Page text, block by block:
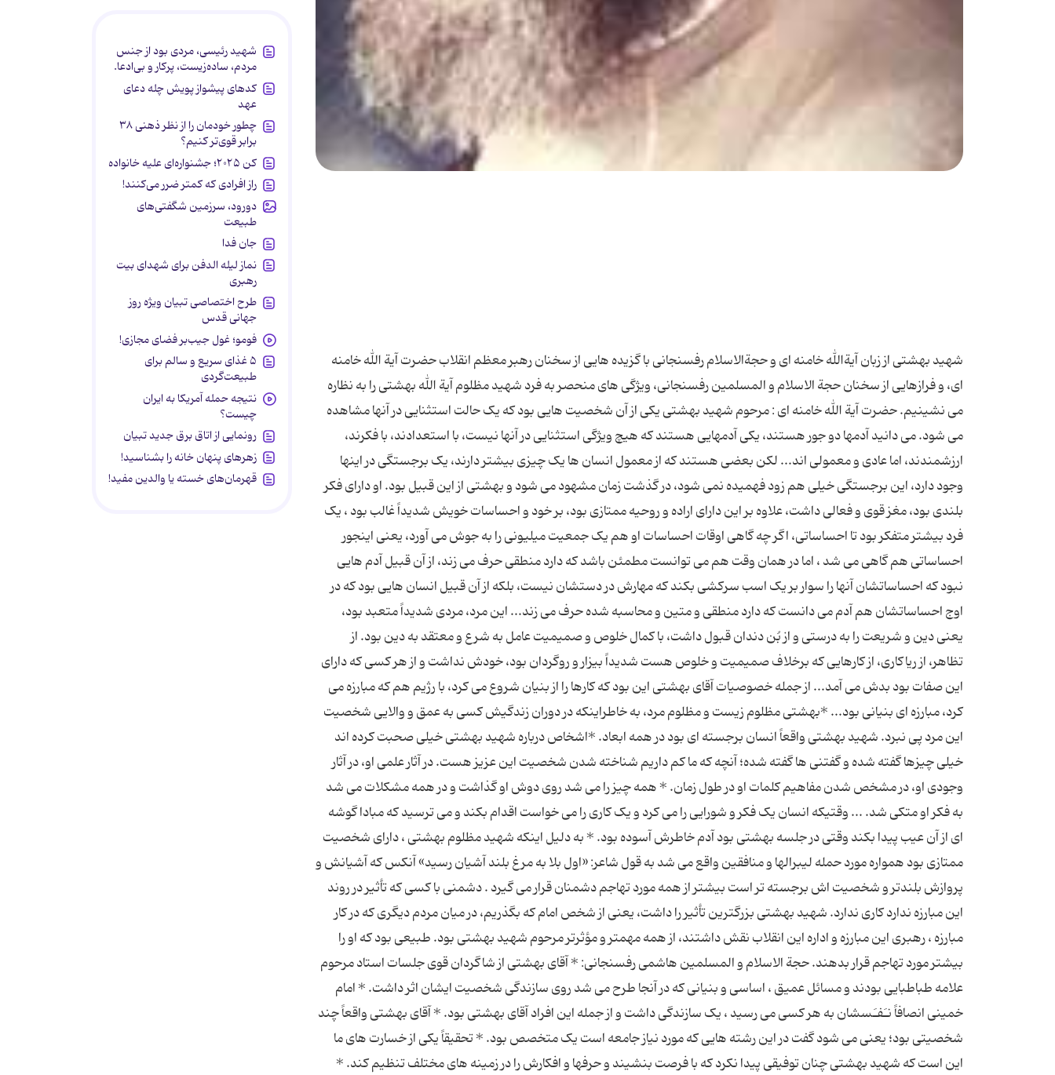
شهید بهشتی از زبان آیةالله خامنه ای و حجةالاسلام رفسنجانی با گزیده هایی از سخنان رهبر معظم انقلاب حضرت آیة الله خامنه
ای، و فرازهایی از سخنان حجة الاسلام و المسلمین رفسنجانی، ویژگی های منحصر به فرد شهید مظلوم آیة الله بهشتی را به نظاره
می نشینیم. حضرت آیة الله خامنه ای : مرحوم شهید بهشتی یکی از آن شخصیت هایی بود که یک حالت استثنایی در آنها مشاهده
می شود. می دانید آدمها دو جور هستند، یکی آدمهایی هستند که هیچ ویژگی استثنایی در آنها نیست، با استعدادند، با فکرند،
ارزشمندند، اما عادی و معمولی اند... لکن بعضی هستند که از معمول انسان ها یک چیزی بیشتر دارند، یک برجستگی در اینها
وجود دارد، این برجستگی خیلی هم زود فهمیده نمی شود، در گذشت زمان مشهود می شود و بهشتی از این قبیل بود. او دارای فکر
بلندی بود، مغز قوی و فعالی داشت، علاوه بر این دارای اراده و روحیه ممتازی بود، بر خود و احساسات خویش شدیداً غالب بود ، یک
فرد بیشتر متفکر بود تا احساساتی، اگر چه گاهی اوقات احساسات او هم یک جمعیت میلیونی را به جوش می آورد، یعنی اینجور
احساساتی هم گاهی می شد ، اما در همان وقت هم می توانست مطمئن باشد که دارد منطقی حرف می زند، از آن قبیل آدم هایی
نبود که احساساتشان آنها را سوار بر یک اسب سرکشی بکند که مهارش در دستشان نیست، بلکه از آن قبیل انسان هایی بود که در
اوج احساساتشان هم آدم می دانست که دارد منطقی و متین و محاسبه شده حرف می زند... این مرد، مردی شدیداً متعبد بود،
یعنی دین و شریعت را به درستی و از بُن دندان قبول داشت، با کمال خلوص و صمیمیت عامل به شرع و معتقد به دین بود. از
تظاهر، از ریاکاری، از کارهایی که برخلاف صمیمیت و خلوص هست شدیداً بیزار و روگردان بود، خودش نداشت و از هر کسی که دارای
این صفات بود بدش می آمد... از جمله خصوصیات آقای بهشتی این بود که کارها را از بنیان شروع می کرد، با رژیم هم که مبارزه می
کرد، مبارزه ای بنیانی بود... *بهشتی مظلوم زیست و مظلوم مرد، به خاطراینکه در دوران زندگیش کسی به عمق و والایی شخصیت
این مرد پی نبرد. شهید بهشتی واقعاً انسان برجسته ای بود در همه ابعاد. *اشخاص درباره شهید بهشتی خیلی صحبت کرده اند
خیلی چیزها گفته شده و گفتنی ها گفته شده؛ آنچه که ما کم داریم شناخته شدن شخصیت این عزیز هست. در آثار علمی او، در آثار
وجودی او، در مشخص شدن مفاهیم کلمات او در طول زمان. * همه چیز را می شد روی دوش او گذاشت و در همه مشکلات می شد
به فکر او متکی شد. ... وقتیکه انسان یک فکر و شورایی را می کرد و یک کاری را می خواست اقدام بکند و می ترسید که مبادا گوشه
ای از آن عیب پیدا بکند وقتی در جلسه بهشتی بود آدم خاطرش آسوده بود. * به دلیل اینکه شهید مظلوم بهشتی ، دارای شخصیت
ممتازی بود همواره مورد حمله لیبرالها و منافقین واقع می شد به قول شاعر: «اول بلا به مرغ بلند آشیان رسید» آنکس که آشیانش و
پروازش بلندتر و شخصیت اش برجسته تر است بیشتر از همه مورد تهاجم دشمنان قرار می گیرد . دشمنی با کسی که تأثیر در روند
این مبارزه ندارد کاری ندارد. شهید بهشتی بزرگترین تأثیر را داشت، یعنی از شخص امام که بگذریم، در میان مردم دیگری که در کار
مبارزه ، رهبری این مبارزه و اداره این انقلاب نقش داشتند، از همه مهمتر و مؤثرتر مرحوم شهید بهشتی بود. طبیعی بود که او را
بیشتر مورد تهاجم قرار بدهند. حجة الاسلام و المسلمین هاشمی رفسنجانی: * آقای بهشتی از شاگردان قوی جلسات استاد مرحوم
علامه طباطبایی بودند و مسائل عمیق ، اساسی و بنیانی که در آنجا طرح می شد روی سازندگی شخصیت ایشان اثر داشت. * امام
خمینی انصافاً نـَفـَسشان به هر کسی می رسید ، یک سازندگی داشت و از جمله این افراد آقای بهشتی بود. * آقای بهشتی واقعاً چند
شخصیتی بود؛ یعنی می شود گفت در این رشته هایی که مورد نیاز جامعه است یک متخصص بود. * تحقیقاً یکی از خسارت های ما
این است که شهید بهشتی چنان توفیقی پیدا نکرد که با فرصت بنشیند و حرفها و افکارش را در زمینه های مختلف تنظیم کند. *
شهید رئیسی، مردی بود از جنس
مردم، ساده‌زیست، پرکار و بی‌ادعا.
کدهای پیشواز پویش چله دعای
عهد
چطور خودمان را از نظر ذهنی ۳۸
برابر قوی‌تر کنیم؟
کن ۲۰۲۵؛ جشنواره‌ای علیه خانواده
راز افرادی که کمتر ضرر می‌کنند!
دورود، سرزمین شگفتی‌های
طبیعت
جان فدا
نماز لیله الدفن برای شهدای بیت
رهبری
طرح اختصاصی تبیان ویژه روز
جهانی قدس
فومو؛ غول جیب‌بر فضای مجازی!
۵ غذای سریع و سالم برای
طبیعت‌گردی
نتیجه حمله آمریکا به ایران
چیست؟
رونمایی از اتاق برق جدید تبیان
زهرهای پنهان خانه را بشناسید!
قهرمان‌های خسته یا والدین مفید!